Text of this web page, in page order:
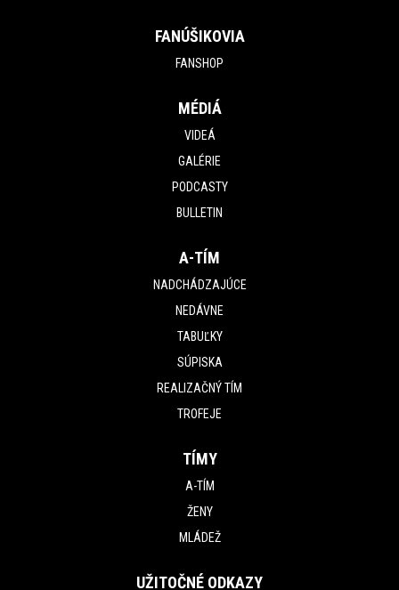
FANÚŠIKOVIA
FANSHOP
MÉDIÁ
VIDEÁ
GALÉRIE
PODCASTY
BULLETIN
A-TÍM
NADCHÁDZAJÚCE
NEDÁVNE
TABUĽKY
SÚPISKA
REALIZAČNÝ TÍM
TROFEJE
TÍMY
A-TÍM
ŽENY
MLÁDEŽ
UŽITOČNÉ ODKAZY